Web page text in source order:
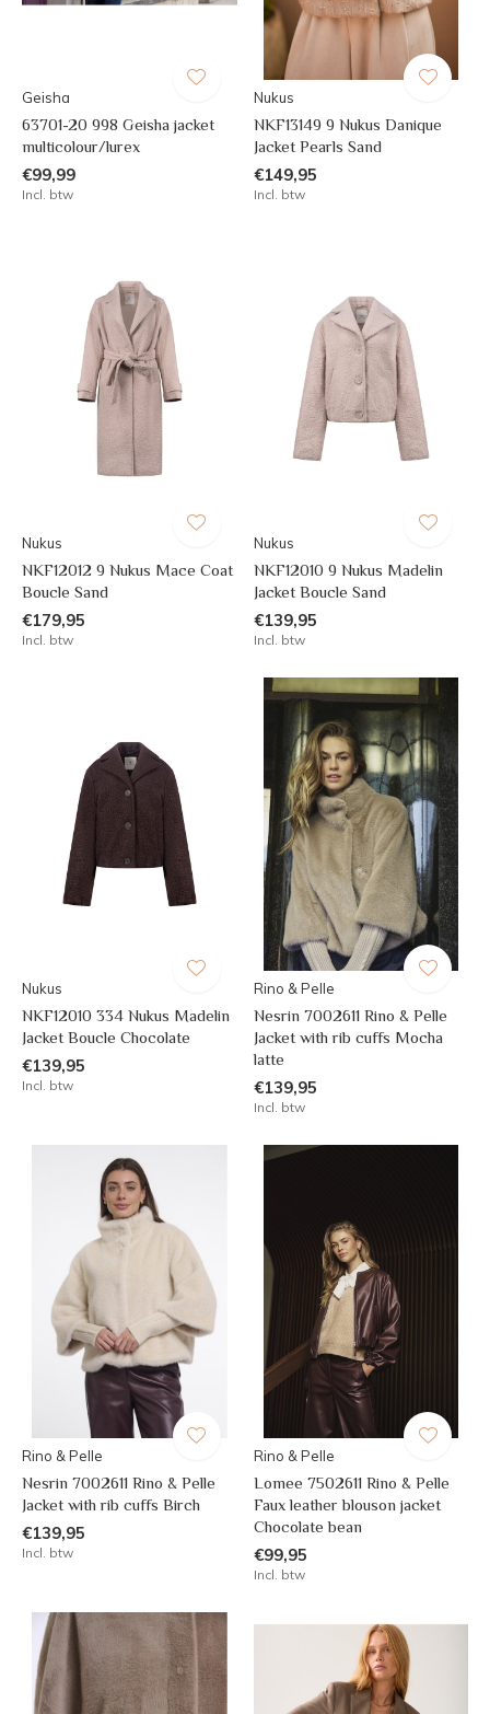
Geisha
63701-20 998 Geisha jacket
multicolour/lurex
€99,99
Incl. btw
Nukus
NKF13149 9 Nukus Danique
Jacket Pearls Sand
€149,95
Incl. btw
Nukus
NKF12012 9 Nukus Mace Coat
Boucle Sand
€179,95
Incl. btw
Nukus
NKF12010 9 Nukus Madelin
Jacket Boucle Sand
€139,95
Incl. btw
Nukus
NKF12010 334 Nukus Madelin
Jacket Boucle Chocolate
€139,95
Incl. btw
Rino & Pelle
Nesrin 7002611 Rino & Pelle
Jacket with rib cuffs Mocha
latte
€139,95
Incl. btw
Rino & Pelle
Nesrin 7002611 Rino & Pelle
Jacket with rib cuffs Birch
€139,95
Incl. btw
Rino & Pelle
Lomee 7502611 Rino & Pelle
Faux leather blouson jacket
Chocolate bean
€99,95
Incl. btw